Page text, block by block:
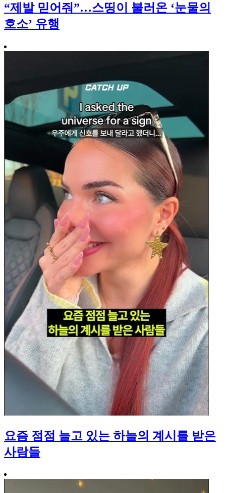
“제발 믿어줘”…스띵이 불러온 ‘눈물의
호소’ 유행
요즘 점점 늘고 있는 하늘의 계시를 받은
사람들